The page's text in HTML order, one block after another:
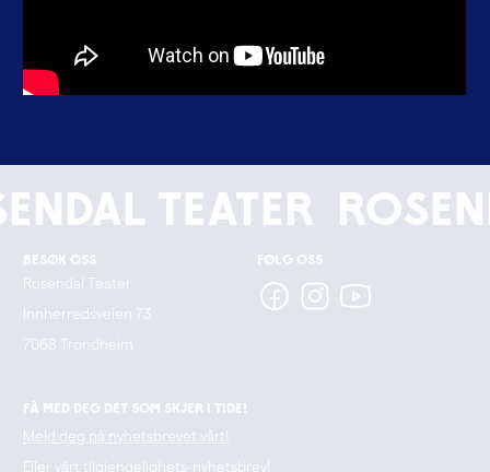
Teater
Besøk oss
Rosendal Teater
Innherredsveien 73
7068 Trondheim
Følg oss
Få med deg det som skjer i tide!
Meld deg på nyhetsbrevet vårt!
Eller vårt tilgjengelighets-nyhetsbrev!